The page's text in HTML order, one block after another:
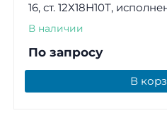
16, ст. 12Х18Н10Т,
В наличии
По запросу
В